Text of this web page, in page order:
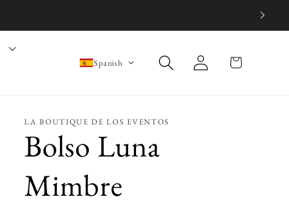
Spanish
Iniciar
sesión
Carrito
LA BOUTIQUE DE LOS EVENTOS
Bolso Luna
Mimbre